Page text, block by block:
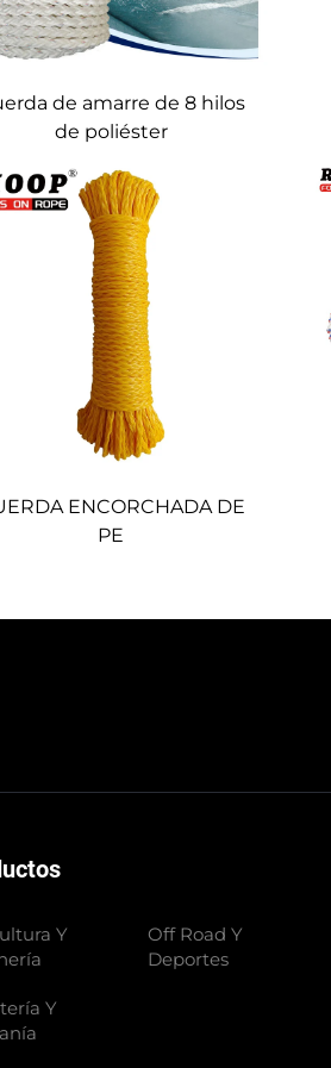
de amarre de 8 hilos
de poliéster
ENCORCHADA DE
PE
Y
Y
Off Road Y
Deportes